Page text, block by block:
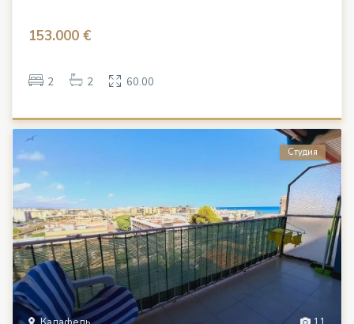
153.000 €
2 2 60.00
Студия